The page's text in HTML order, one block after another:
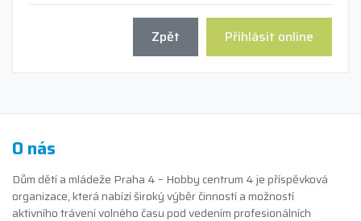
Přihlásit online
Zpět
O nás
Dům dětí a mládeže Praha 4 – Hobby centrum 4 je příspěvková
organizace, která nabízí široký výběr činností a možností
aktivního trávení volného času pod vedením profesionálních